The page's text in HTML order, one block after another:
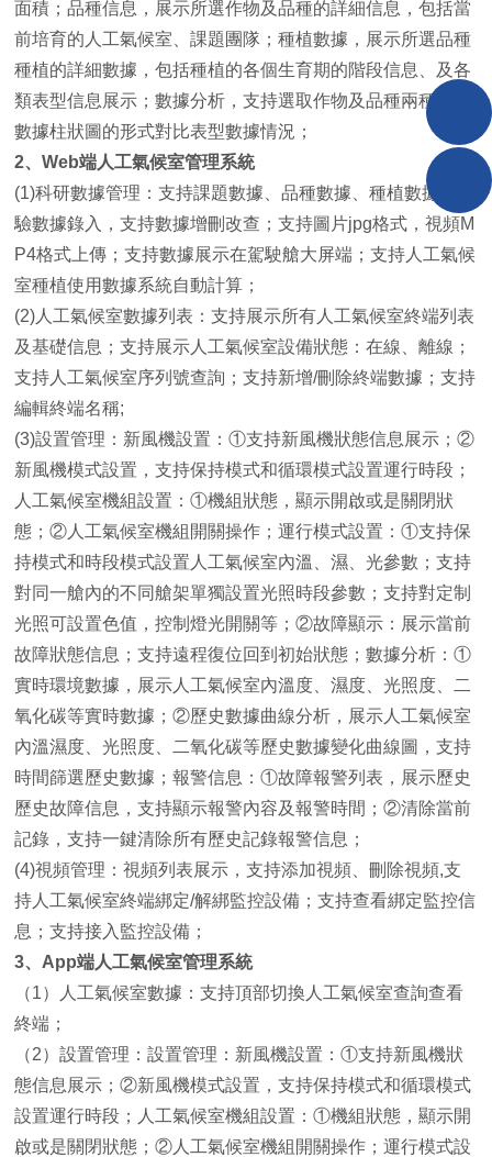
面積；品種信息，展示所選作物及品種的詳細信息，包括當
前培育的人工氣候室、課題團隊；種植數據，展示所選品種
種植的詳細數據，包括種植的各個生育期的階段信息、及各
類表型信息展示；數據分析，支持選取作物及品種兩種，以
數據柱狀圖的形式對比表型數據情況；
2、Web端人工氣候室管理系統
(1)科研數據管理：支持課題數據、品種數據、種植數據、試
驗數據錄入，支持數據增刪改查；支持圖片jpg格式，視頻M
P4格式上傳；支持數據展示在駕駛艙大屏端；支持人工氣候
室種植使用數據系統自動計算；
(2)人工氣候室數據列表：支持展示所有人工氣候室終端列表
及基礎信息；支持展示人工氣候室設備狀態：在線、離線；
支持人工氣候室序列號查詢；支持新增/刪除終端數據；支持
編輯終端名稱;
(3)設置管理：新風機設置：①支持新風機狀態信息展示；②
新風機模式設置，支持保持模式和循環模式設置運行時段；
人工氣候室機組設置：①機組狀態，顯示開啟或是關閉狀
態；②人工氣候室機組開關操作；運行模式設置：①支持保
持模式和時段模式設置人工氣候室內溫、濕、光參數；支持
對同一艙內的不同艙架單獨設置光照時段參數；支持對定制
光照可設置色值，控制燈光開關等；②故障顯示：展示當前
故障狀態信息；支持遠程復位回到初始狀態；數據分析：①
實時環境數據，展示人工氣候室內溫度、濕度、光照度、二
氧化碳等實時數據；②歷史數據曲線分析，展示人工氣候室
內溫濕度、光照度、二氧化碳等歷史數據變化曲線圖，支持
時間篩選歷史數據；報警信息：①故障報警列表，展示歷史
歷史故障信息，支持顯示報警內容及報警時間；②清除當前
記錄，支持一鍵清除所有歷史記錄報警信息；
(4)視頻管理：視頻列表展示，支持添加視頻、刪除視頻,支
持人工氣候室終端綁定/解綁監控設備；支持查看綁定監控信
息；支持接入監控設備；
3、App端人工氣候室管理系統
（1）人工氣候室數據：支持頂部切換人工氣候室查詢查看
終端；
（2）設置管理：設置管理：新風機設置：①支持新風機狀
態信息展示；②新風機模式設置，支持保持模式和循環模式
設置運行時段；人工氣候室機組設置：①機組狀態，顯示開
啟或是關閉狀態；②人工氣候室機組開關操作；運行模式設